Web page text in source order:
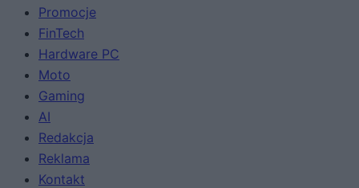
Promocje
FinTech
Hardware PC
Moto
Gaming
AI
Redakcja
Reklama
Kontakt